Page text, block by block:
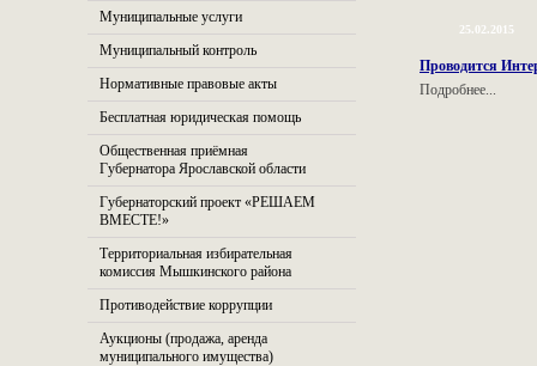
Муниципальные услуги
Муниципальный контроль
Нормативные правовые акты
Бесплатная юридическая помощь
Общественная приёмная
Губернатора Ярославской области
Губернаторский проект «РЕШАЕМ
ВМЕСТЕ!»
Территориальная избирательная
комиссия Мышкинского района
Противодействие коррупции
Аукционы (продажа, аренда
муниципального имущества)
25.02.2015
Проводится
Подробнее...